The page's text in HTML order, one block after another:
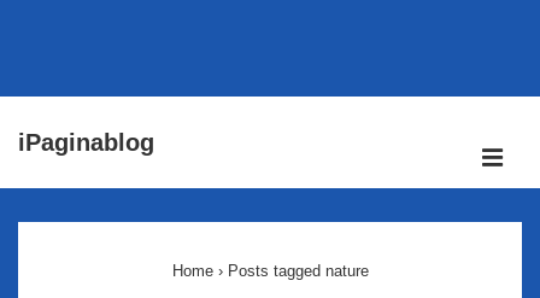
passer
iPaginablog
Home › Posts tagged nature